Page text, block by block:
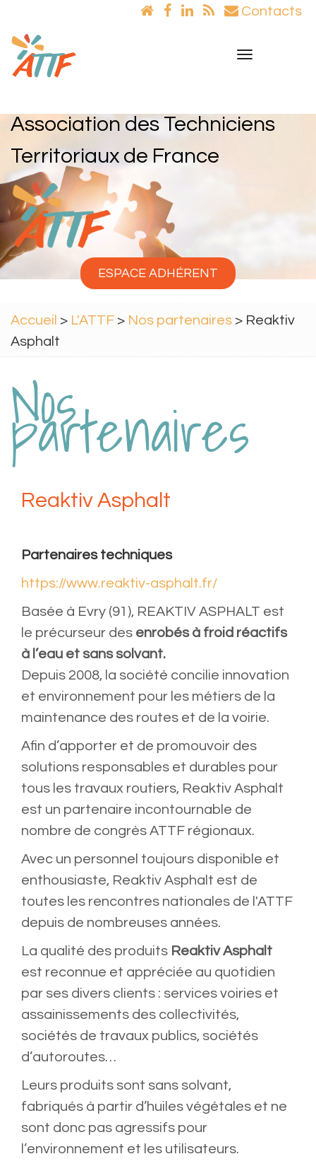
Contacts
Toggle
Association des Techniciens
Territoriaux de France
ESPACE ADHÉRENT
Accueil > L'ATTF > Nos partenaires > Reaktiv
Asphalt
Nos
partenaires
Reaktiv Asphalt
Partenaires techniques
https://www.reaktiv-asphalt.fr/
Basée à Evry (91), REAKTIV ASPHALT est
le précurseur des enrobés à froid réactifs
à l’eau et sans solvant.
Depuis 2008, la société concilie innovation
et environnement pour les métiers de la
maintenance des routes et de la voirie.
Afin d’apporter et de promouvoir des
solutions responsables et durables pour
tous les travaux routiers, Reaktiv Asphalt
est un partenaire incontournable de
nombre de congrès ATTF régionaux.
Avec un personnel toujours disponible et
enthousiaste, Reaktiv Asphalt est de
toutes les rencontres nationales de l'ATTF
depuis de nombreuses années.
La qualité des produits Reaktiv Asphalt
est reconnue et appréciée au quotidien
par ses divers clients : services voiries et
assainissements des collectivités,
sociétés de travaux publics, sociétés
d’autoroutes…
Leurs produits sont sans solvant,
fabriqués à partir d’huiles végétales et ne
sont donc pas agressifs pour
l’environnement et les utilisateurs.